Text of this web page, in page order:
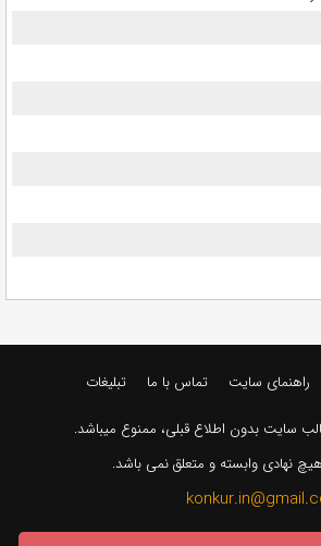
راهنمای سایت تماس با ما تبلیغات
سایت بدون اطلاع قبلی، ممنوع میباشد.
نهادی وابسته و متعلق نمی باشد.